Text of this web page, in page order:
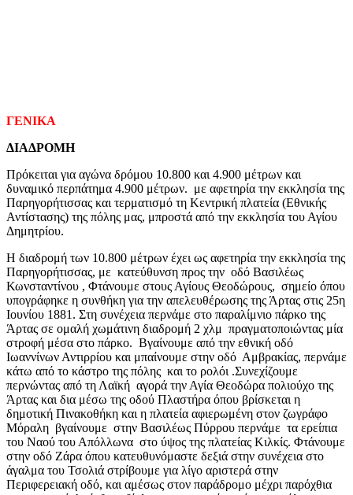
ΓΕΝΙΚΑ
ΔΙΑΔΡΟΜΗ
Πρόκειται για αγώνα δρόμου 10.800 και 4.900 μέτρων και
δυναμικό περπάτημα 4.900 μέτρων. με αφετηρία την εκκλησία της
Παρηγορήτισσας και τερματισμό τη Κεντρική πλατεία (Εθνικής
Αντίστασης) της πόλης μας, μπροστά από την εκκλησία του Αγίου
Δημητρίου.
Η διαδρομή των 10.800 μέτρων έχει ως αφετηρία την εκκλησία της
Παρηγορήτισσας, με κατεύθυνση προς την οδό Βασιλέως
Κωνσταντίνου , Φτάνουμε στους Αγίους Θεοδώρους, σημείο όπου
υπογράφηκε η συνθήκη για την απελευθέρωσης της Άρτας στις 25η
Ιουνίου 1881. Στη συνέχεια περνάμε στο παραλίμνιο πάρκο της
Άρτας σε ομαλή χωμάτινη διαδρομή 2 χλμ πραγματοποιώντας μία
στροφή μέσα στο πάρκο. Βγαίνουμε από την εθνική οδό
Ιωαννίνων Αντιρρίου και μπαίνουμε στην οδό Αμβρακίας, περνάμε
κάτω από το κάστρο της πόλης και το ρολόι .Συνεχίζουμε
περνώντας από τη Λαϊκή αγορά την Αγία Θεοδώρα πολιούχο της
Άρτας και δια μέσω της οδού Πλαστήρα όπου βρίσκεται η
δημοτική Πινακοθήκη και η πλατεία αφιερωμένη στον ζωγράφο
Μόραλη βγαίνουμε στην Βασιλέως Πύρρου περνάμε τα ερείπια
του Ναού του Απόλλωνα στο ύψος της πλατείας Κιλκίς. Φτάνουμε
στην οδό Ζάρα όπου κατευθυνόμαστε δεξιά στην συνέχεια στο
άγαλμα του Τσολιά στρίβουμε για λίγο αριστερά στην
Περιφερειακή οδό, και αμέσως στον παράδρομο μέχρι παρόχθια